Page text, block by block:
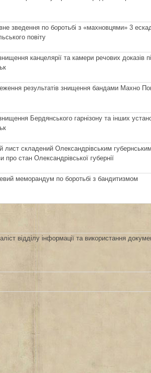
зведення по боротьбі з «махновцями» 3
повіту
канцелярії та камери речових доказів
результатів знищення бандами Махно
Бердянського гарнізону та інших
лист складений Олександрівським
про стан Олександрівської губернії
меморандум по боротьбі з бандитизмом
відділу інформації та використання